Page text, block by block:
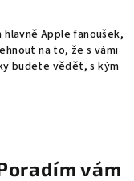
Apple fanoušek,
na to, že s vámi
budete vědět, s kým
vám